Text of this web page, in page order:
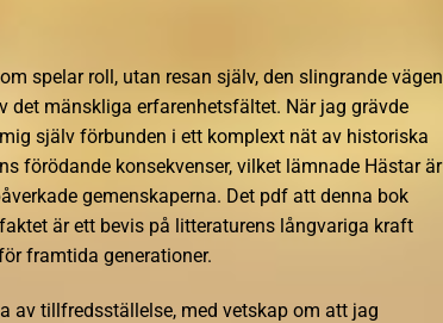
spelar roll, utan resan själv, den slingrande vägen
det mänskliga erfarenhetsfältet. När jag grävde
själv förbunden i ett komplext nät av historiska
förödande konsekvenser, vilket lämnade Hästar är
gemenskaperna. Det pdf att denna bok
är ett bevis på litteraturens långvariga kraft
framtida generationer.
av tillfredsställelse, med vetskap om att jag